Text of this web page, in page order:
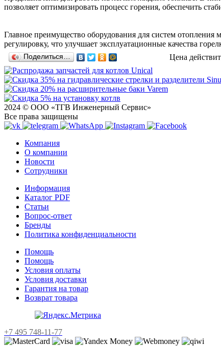
позволяет оптимизировать процесс горения, обеспечить
Главное преимущество оборудования для систем
регулировку, что улучшает эксплуатационные качества
Поделиться… Цена
2024 © ООО «ТГВ Инженерный Сервис»
Все права защищены
Компания
О компании
Новости
Сотрудники
Информация
Каталог PDF
Статьи
Вопрос-ответ
Бренды
Политика конфиденциальности
Помощь
Помощь
Условия оплаты
Условия доставки
Гарантия на товар
Возврат товара
+7 495 748-11-77